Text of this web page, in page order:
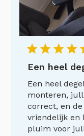
Een heel
Een heel
monteren,
correct, en
vriendelijk en
pluim voor